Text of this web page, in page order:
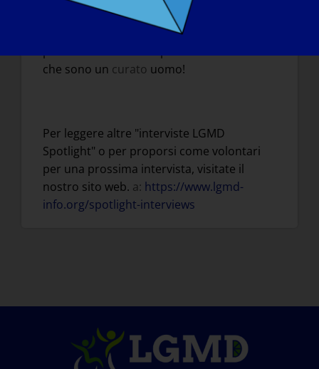
lontano possibile come Forest Gump.
Rideremmo e piangeremmo per tutto il
che sono un curato uomo!
Per leggere altre "interviste LGMD
Spotlight" o per proporsi come volontari
per una prossima intervista, visitate il
nostro sito web. a: https://www.lgmd-
info.org/spotlight-interviews